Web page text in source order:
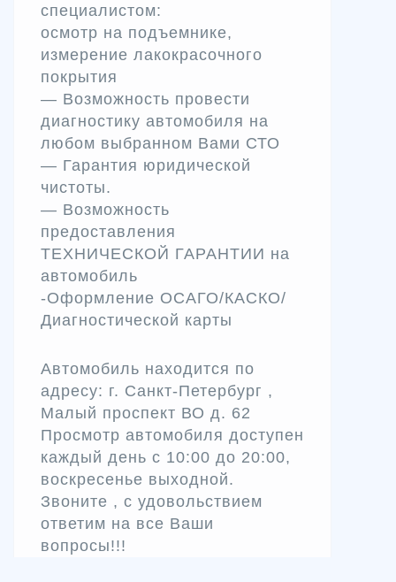
специалистом:
осмотр на подъемнике,
измерение лакокрасочного
покрытия
— Возможность провести
диагностику автомобиля на
любом выбранном Вами СТО
— Гарантия юридической
чистоты.
— Возможность
предоставления
ТЕХНИЧЕСКОЙ ГАРАНТИИ на
автомобиль
-Оформление ОСАГО/КАСКО/
Диагностической карты
Автомобиль находится по
адресу: г. Санкт-Петербург ,
Малый проспект ВО д. 62
Просмотр автомобиля доступен
каждый день с 10:00 до 20:00,
воскресенье выходной.
Звоните , с удовольствием
ответим на все Ваши
вопросы!!!